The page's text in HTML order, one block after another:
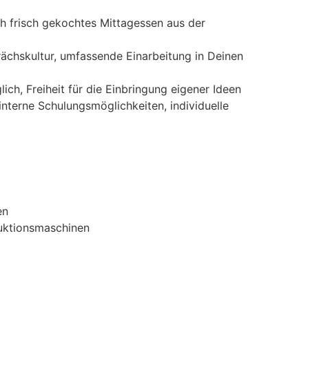
frisch gekochtes Mittagessen aus der
umfassende Einarbeitung in Deinen
Freiheit für die Einbringung eigener Ideen
Schulungsmöglichkeiten, individuelle